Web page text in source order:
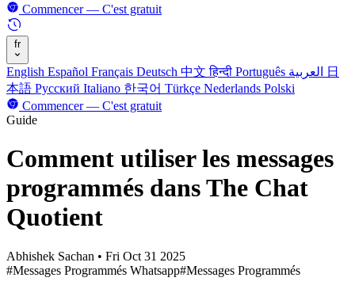
Commencer — C'est gratuit
fr
English Español Français Deutsch 中文हिन्दी Português
日
本語 Русский Italiano 한국어 Türkçe Nederlands Polski
Commencer — C'est gratuit
Guide
Comment utiliser les messages
programmés dans The Chat
Quotient
Abhishek Sachan • Fri Oct 31 2025
#Messages Programmés Whatsapp#Messages Programmés